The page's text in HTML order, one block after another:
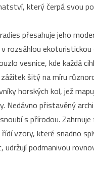
který čerpá svou
přesahuje jeho
rozsáhlou ekoturistickou
vesnice, kde každá
šitý na míru
horských kol, jež
Nedávno přistavěný
s přírodou.
vzory, které snadno
udržují podmanivou